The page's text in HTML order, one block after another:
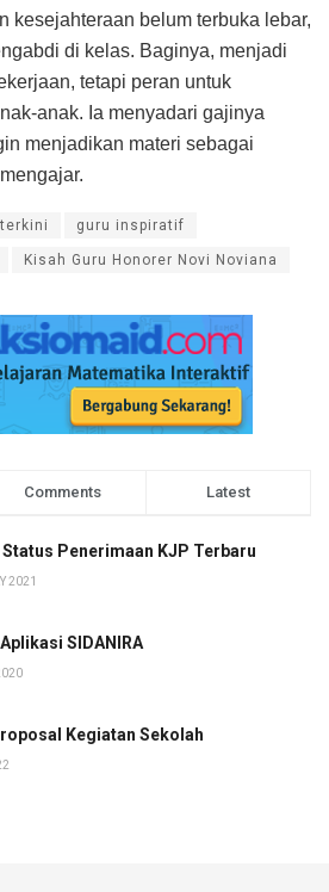
kesejahteraan belum terbuka lebar,
di kelas. Baginya, menjadi
tetapi peran untuk
anak. Ia menyadari gajinya
menjadikan materi sebagai
guru inspiratif
Kisah Guru Honorer Novi Noviana
Comments Latest
Status Penerimaan KJP Terbaru
2021
SIDANIRA
Kegiatan Sekolah